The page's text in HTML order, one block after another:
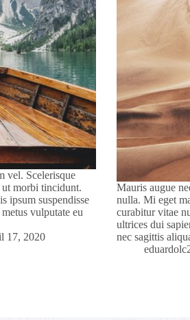
vel. Scelerisque
morbi tincidunt.
ipsum suspendisse
vulputate eu
17, 2020
Mauris augue
nulla. Mi eget
curabitur vitae
ultrices dui
nec sagittis